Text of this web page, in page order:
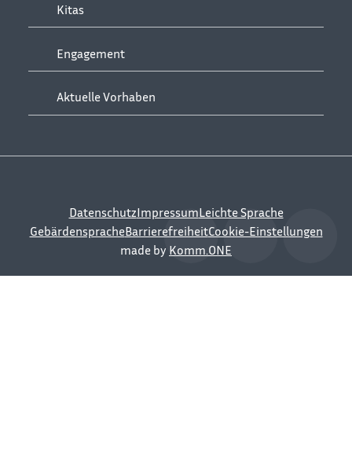
Kitas
Engagement
Aktuelle Vorhaben
DatenschutzImpressumLeichte Sprache
GebärdenspracheBarrierefreiheitCookie-Einstellungen
made by Komm.ONE